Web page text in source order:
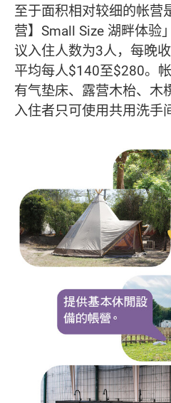
至于面积相对较细的帐营
营】Small Size 湖畔体验
议入住人数为3人，每晚
平均每人$140至$280。
有气垫床、露营木枱、木
入住者只可使用共用洗手